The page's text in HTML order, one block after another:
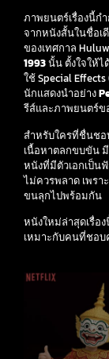
ภาพยนตร์เรื่องนี้ก
จากหนังสั้นในชื่อเ
ของเทศกาล
1993นั้น ตั้งใจให้
ใช้ Special
นักแสดงนำอย่าง
รีส์และภาพยนตร์ข
สำหรับใครที่ชื่นชอ
เนื้อหาตลกขบขัน
หนังที่มีตัวเอกเป็น
ไม่ควรพลาด เพร
ขนลุกไปพร้อมกัน
หนังใหม่ล่าสุดเรื่อ
เหมาะกับคนที่ชอ